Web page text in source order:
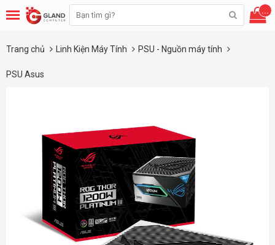
...
Trang chủ Linh Kiện Máy Tính PSU - Nguồn máy tính
PSU Asus